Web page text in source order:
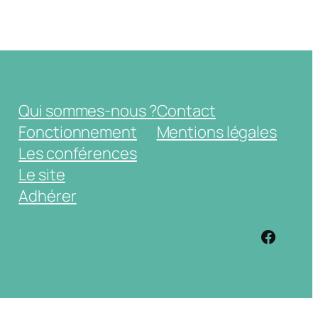
Qui sommes-nous ?
Fonctionnement
Les conférences
Le site
Adhérer
Contact
Mentions légales